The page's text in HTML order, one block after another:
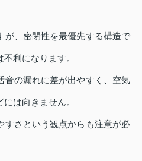
が、密閉性を最優先する構造で
利になります。
音の漏れに差が出やすく、空気
は向きません。
すさという観点からも注意が必